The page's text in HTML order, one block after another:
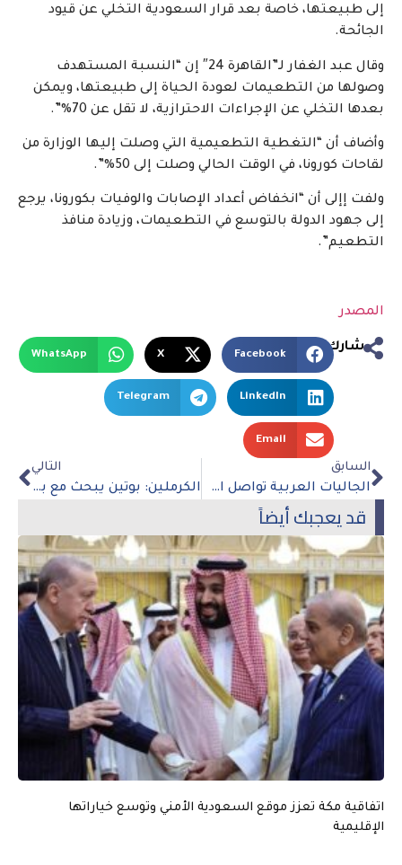
إلى طبيعتها، خاصة بعد قرار السعودية التخلي عن قيود
الجائحة.
وقال عبد الغفار لـ”القاهرة 24″ إن “النسبة المستهدف
وصولها من التطعيمات لعودة الحياة إلى طبيعتها، ويمكن
بعدها التخلي عن الإجراءات الاحترازية، لا تقل عن 70%”.
وأضاف أن “التغطية التطعيمية التي وصلت إليها الوزارة من
لقاحات كورونا، في الوقت الحالي وصلت إلى 50%”.
ولفت إإلى أن “انخفاض أعداد الإصابات والوفيات بكورونا، يرجع
إلى جهود الدولة بالتوسع في التطعيمات، وزيادة منافذ
التطعيم”.
المصدر
شارك
Facebook
X
WhatsApp
LinkedIn
Telegram
Email
السابق
الجاليات العربية تواصل الاحتجاج ضد السويد أمام البرلمان
التالي
الكرملين: بوتين يبحث مع بينيت العملية العسكرية الروسية في أوكرانيا
قد يعجبك أيضاً
اتفاقية مكة تعزز موقع السعودية الأمني وتوسع خياراتها
الإقليمية